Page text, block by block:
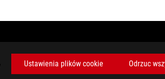
Ustawienia plików cookie Odrzuc